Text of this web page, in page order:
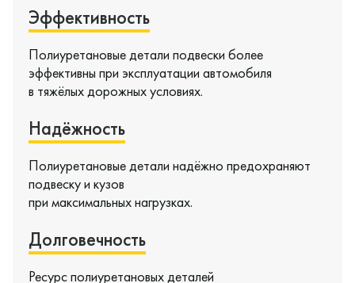
Эффективность
Полиуретановые детали подвески более
эффективны при эксплуатации автомобиля
в тяжёлых дорожных условиях.
Надёжность
Полиуретановые детали надёжно предохраняют
подвеску и кузов
при максимальных нагрузках.
Долговечность
Ресурс полиуретановых деталей